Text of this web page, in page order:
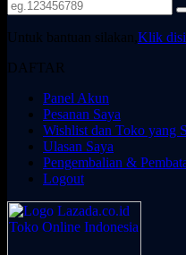
Untuk bantuan silakan,Klik
DAFTAR
Panel Akun
Pesanan Saya
Wishlist dan Toko yang
Ulasan Saya
Pengembalian &
Logout